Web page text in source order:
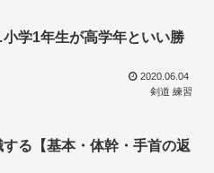
学1年生が高学年といい勝
2020.06.04
剣道 練習
る【基本・体幹・手首の返